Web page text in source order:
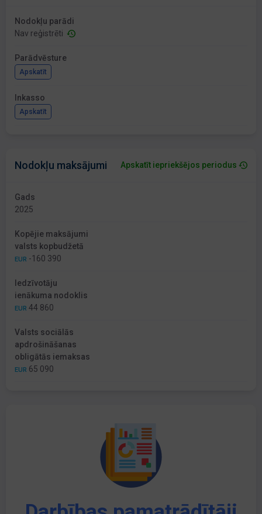
Nodokļu parādi
Nav reģistrēti
Parādvēsture
Apskatīt
Inkasso
Apskatīt
Nodokļu maksājumi Apskatīt iepriekšējos periodus
Gads
2025
Kopējie maksājumi
valsts kopbudžetā
EUR -160 390
Iedzīvotāju
ienākuma nodoklis
EUR 44 860
Valsts sociālās
apdrošināšanas
obligātās iemaksas
EUR 65 090